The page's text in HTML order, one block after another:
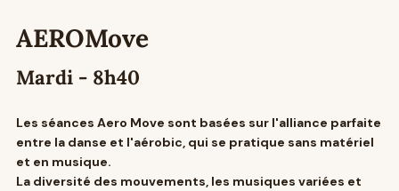
AEROMove
Les séances Aero Move sont basées sur l'alliance parfaite
entre la danse et l'aérobic, qui se pratique sans matériel
et en musique.
La diversité des mouvements, les musiques variées et
Mardi - 8h40